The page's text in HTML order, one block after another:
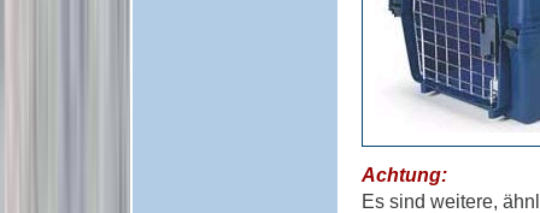
Achtung:
Es sind weitere,